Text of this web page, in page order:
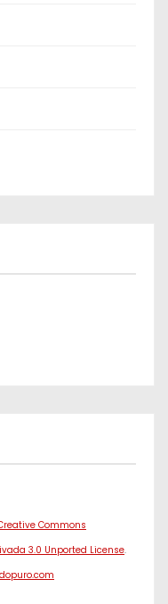
Commons
3.0 Unported License.